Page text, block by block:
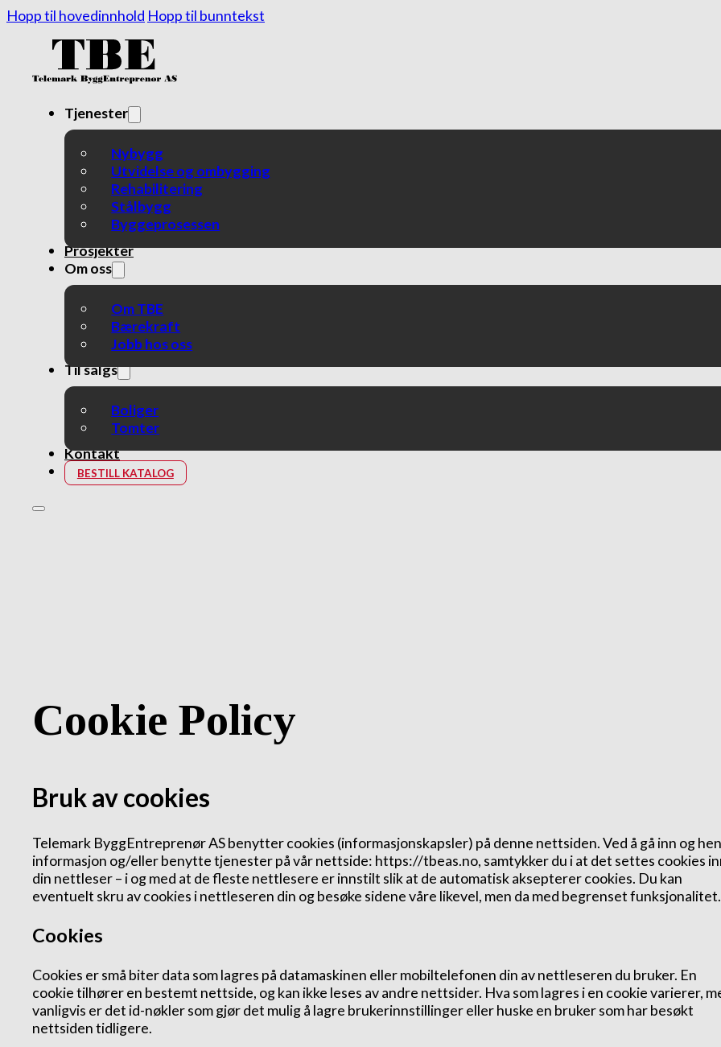
Hopp til hovedinnhold Hopp til bunntekst
Tjenester
Nybygg
Utvidelse og ombygging
Rehabilitering
Stålbygg
Byggeprosessen
Prosjekter
Om oss
Om TBE
Bærekraft
Jobb hos oss
Til salgs
Boliger
Tomter
Kontakt
BESTILL KATALOG
Cookie Policy
Bruk av cookies
Telemark ByggEntreprenør AS benytter cookies (informasjonskapsler) på denne nettsiden. Ved å gå inn og
informasjon og/eller benytte tjenester på vår nettside: https://tbeas.no, samtykker du i at det settes cookies
din nettleser – i og med at de fleste nettlesere er innstilt slik at de automatisk aksepterer cookies. Du kan
eventuelt skru av cookies i nettleseren din og besøke sidene våre likevel, men da med begrenset funksjonalitet.
Cookies
Cookies er små biter data som lagres på datamaskinen eller mobiltelefonen din av nettleseren du bruker. En
cookie tilhører en bestemt nettside, og kan ikke leses av andre nettsider. Hva som lagres i en cookie varierer,
vanligvis er det id-nøkler som gjør det mulig å lagre brukerinnstillinger eller huske en bruker som har besøkt
nettsiden tidligere.